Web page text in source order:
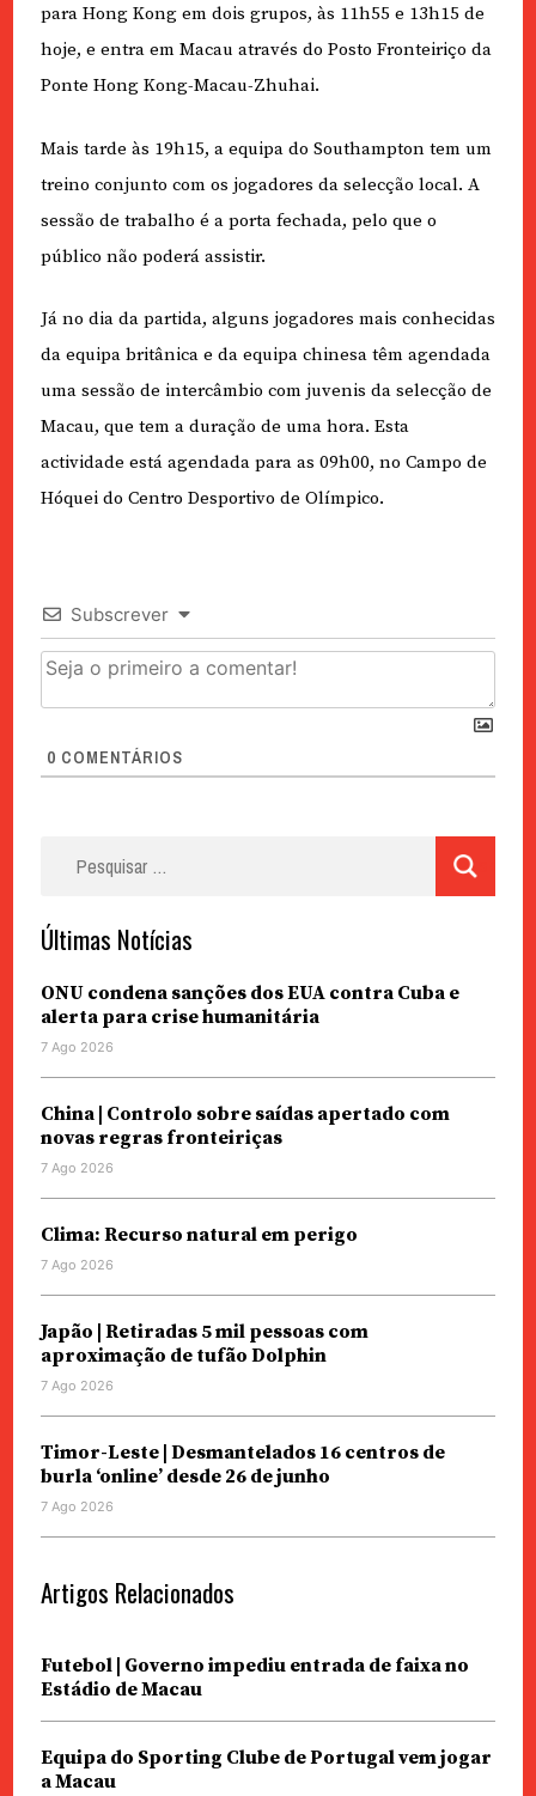
para Hong Kong em dois grupos, às 11h55 e 13h15 de
hoje, e entra em Macau através do Posto Fronteiriço da
Ponte Hong Kong-Macau-Zhuhai.
Mais tarde às 19h15, a equipa do Southampton tem um
treino conjunto com os jogadores da selecção local. A
sessão de trabalho é a porta fechada, pelo que o
público não poderá assistir.
Já no dia da partida, alguns jogadores mais conhecidas
da equipa britânica e da equipa chinesa têm agendada
uma sessão de intercâmbio com juvenis da selecção de
Macau, que tem a duração de uma hora. Esta
actividade está agendada para as 09h00, no Campo de
Hóquei do Centro Desportivo de Olímpico.
Subscrever
0 COMENTÁRIOS
Últimas Notícias
ONU condena sanções dos EUA contra Cuba e
alerta para crise humanitária
7 Ago 2026
China | Controlo sobre saídas apertado com
novas regras fronteiriças
7 Ago 2026
Clima: Recurso natural em perigo
7 Ago 2026
Japão | Retiradas 5 mil pessoas com
aproximação de tufão Dolphin
7 Ago 2026
Timor-Leste | Desmantelados 16 centros de
burla ‘online’ desde 26 de junho
7 Ago 2026
Artigos Relacionados
Futebol | Governo impediu entrada de faixa no
Estádio de Macau
Equipa do Sporting Clube de Portugal vem jogar
a Macau